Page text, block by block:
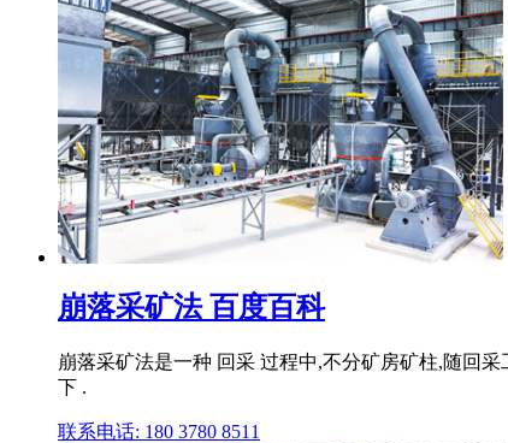
崩落采矿法 百度百科
崩落采矿法是一种 回采 过程中,不分矿房矿柱,随回
下 .
联系电话: 180 3780 8511